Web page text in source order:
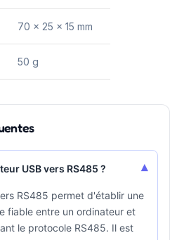
70 x 25 x 15 mm
50 g
USB vers RS485 ? ▾
RS485 permet d'établir une
fiable entre un ordinateur et
le protocole RS485. Il est